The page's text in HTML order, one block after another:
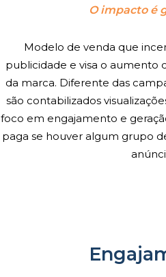
O impacto é
Modelo de venda que
publicidade e visa o aumento
da marca. Diferente das
são contabilizados
foco em engajamento e
paga se houver algum grupo